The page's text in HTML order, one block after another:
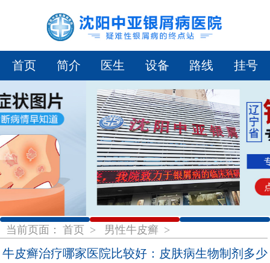
首页 简介 医生 设备 路线 挂号
1 2 3
当前页面： 首页 > 男性牛皮癣 >
牛皮癣治疗哪家医院比较好：皮肤病生物制剂多少